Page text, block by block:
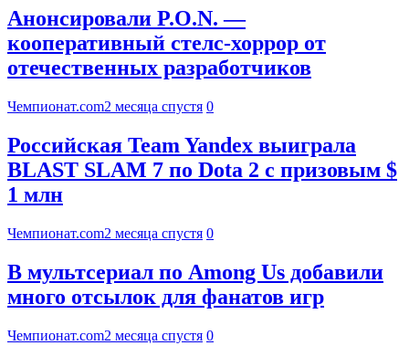
Анонсировали P.O.N. —
кооперативный стелс-хоррор от
отечественных разработчиков
Чемпионат.com2 месяца спустя 0
Российская Team Yandex выиграла
BLAST SLAM 7 по Dota 2 с призовым $
1 млн
Чемпионат.com2 месяца спустя 0
В мультсериал по Among Us добавили
много отсылок для фанатов игр
Чемпионат.com2 месяца спустя 0